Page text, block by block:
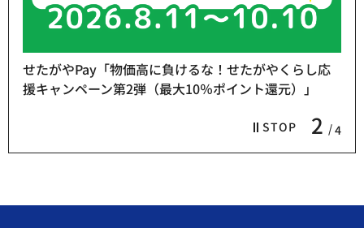
STOP 2 4
せたがやPay「物価高に負けるな！せたがやくらし応
援キャンペーン第2弾（最大10％ポイント還元）」